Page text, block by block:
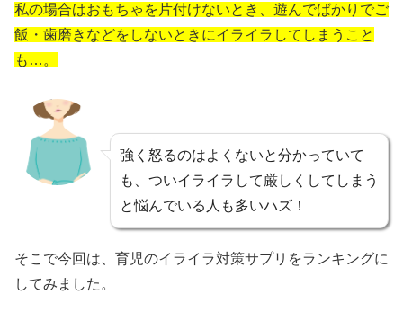
私の場合はおもちゃを片付けないとき、遊んでばかりでご
飯・歯磨きなどをしないときにイライラしてしまうこと
も…。
強く怒るのはよくないと分かっていて
も、ついイライラして厳しくしてしまう
と悩んでいる人も多いハズ！
そこで今回は、育児のイライラ対策サプリをランキングに
してみました。